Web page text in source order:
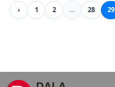
‹ 1 2 ... 28 29